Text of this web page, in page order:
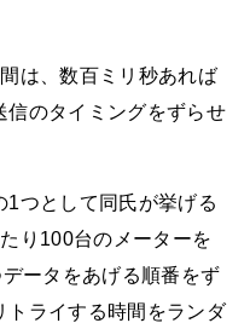
は、数百ミリ秒あれば
信のタイミングをずらせ
1つとして同氏が挙げる
り100台のメーターを
ータをあげる順番をず
トライする時間をランダ